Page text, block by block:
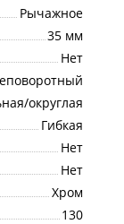
Рычажное
35 мм
Нет
округлая
Гибкая
Нет
Нет
Хром
130